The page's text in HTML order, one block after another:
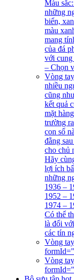
Màu
những
biển,
màu
mang
của đá
với cung
– Chọn
Vòng
nhiều
cũng
kết quả
mặt
trường
con số
đằng
cho chủ
Hãy
lợi ích
những
1936 –
1952 –
1974 –
Có thể
là đối
các tín
Vòng
Vòng